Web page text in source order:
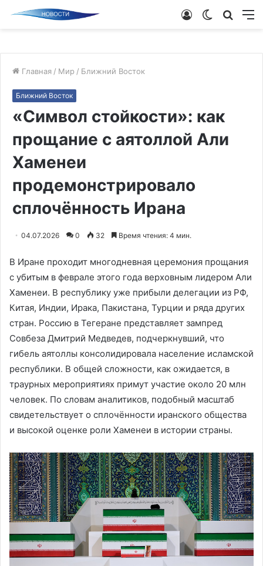
Поиск
Switch
Войти
Главная / Мир / Ближний Восток
Ближний Восток
«Символ стойкости»: как
прощание с аятоллой Али
Хаменеи
продемонстрировало
сплочённость Ирана
04.07.2026 0 32 Время чтения: 4 мин.
В Иране проходит многодневная церемония прощания
с убитым в феврале этого года верховным лидером Али
Хаменеи. В республику уже прибыли делегации из РФ,
Китая, Индии, Ирака, Пакистана, Турции и ряда других
стран. Россию в Тегеране представляет зампред
Совбеза Дмитрий Медведев, подчеркнувший, что
гибель аятоллы консолидировала население исламской
республики. В общей сложности, как ожидается, в
траурных мероприятиях примут участие около 20 млн
человек. По словам аналитиков, подобный масштаб
свидетельствует о сплочённости иранского общества
и высокой оценке роли Хаменеи в истории страны.